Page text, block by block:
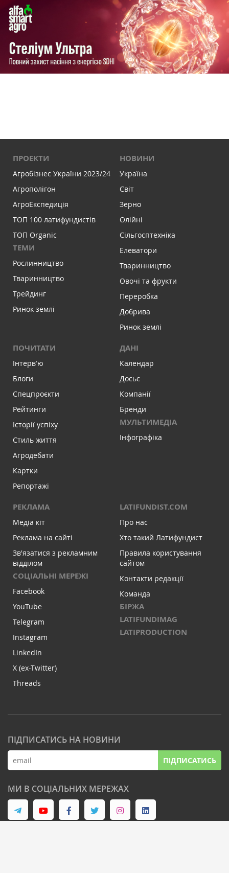
ПРОЕКТИ
Агробізнес України 2023/24
Агрополігон
АгроЕкспедиція
ТОП 100 латифундистів
ТОП Organic
ТЕМИ
Рослинництво
Тваринництво
Трейдинг
Ринок землі
НОВИНИ
Україна
Світ
Зерно
Олійні
Сільгосптехніка
Елеватори
Тваринництво
Овочі та фрукти
Переробка
Добрива
Ринок землі
ПОЧИТАТИ
Інтервʼю
Блоги
Спецпроєкти
Рейтинги
Історії успіху
Стиль життя
Агродебати
Картки
Репортажі
ДАНІ
Календар
Досьє
Компанії
Бренди
МУЛЬТИМЕДІА
Інфографіка
РЕКЛАМА
Медіа кіт
Реклама на сайті
Зв'язатися з рекламним
відділом
СОЦІАЛЬНІ МЕРЕЖІ
Facebook
YouTube
Telegram
Instagram
LinkedIn
X (ex-Twitter)
Threads
LATIFUNDIST.COM
Про нас
Хто такий Латифундист
Правила користування
сайтом
Контакти редакції
Команда
БІРЖА
LATIFUNDIMAG
LATIPRODUCTION
ПІДПИСАТИСЬ НА НОВИНИ
ПІДПИСАТИСЬ
МИ В СОЦІАЛЬНИХ МЕРЕЖАХ